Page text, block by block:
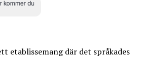
etablissemang där det språkades